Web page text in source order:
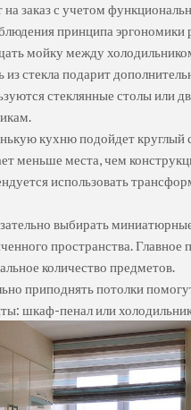
на заказ с учетом
принципа эргономики
мойку между
из стекла подарит
стеклянные столы или
кухню подойдет круглый
меньше места, чем
использовать
выбирать
пространства. Главное
количество предметов.
приподнять потолки
шкаф-пенал или